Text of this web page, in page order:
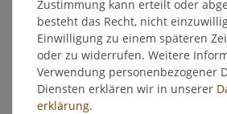
ausgezeichneter Streichfähigkeit und
nach dem Abtrocknen. Dies garantiert
Schutz.
Umweltfreundliches
Zum einfachen und
Krankheitserregern nach einer
Zustimmung kann erteilt oder
besteht das Recht, nicht
Einwilligung zu einem späteren
oder zu widerrufen. Weitere
Verwendung personenbezogener
Diensten erklären wir in unserer
erklärung.